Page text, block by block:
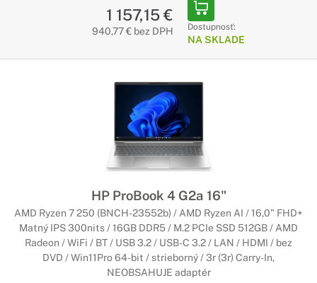
1 157,15 €
940,77 € bez DPH Dostupnosť:
NA SKLADE
HP ProBook 4 G2a 16"
AMD Ryzen 7 250 (BNCH-23552b) / AMD Ryzen AI / 16,0" FHD+
Matný IPS 300nits / 16GB DDR5 / M.2 PCIe SSD 512GB / AMD
Radeon / WiFi / BT / USB 3.2 / USB-C 3.2 / LAN / HDMI / bez
DVD / Win11Pro 64-bit / strieborný / 3r (3r) Carry-In,
NEOBSAHUJE adaptér